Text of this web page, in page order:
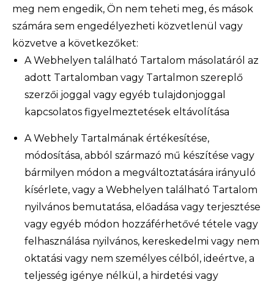
meg nem engedik, Ön nem teheti meg, és mások
számára sem engedélyezheti közvetlenül vagy
közvetve a következőket:
A Webhelyen található Tartalom másolatáról az
adott Tartalomban vagy Tartalmon szereplő
szerzői joggal vagy egyéb tulajdonjoggal
kapcsolatos figyelmeztetések eltávolítása
A Webhely Tartalmának értékesítése,
módosítása, abból származó mű készítése vagy
bármilyen módon a megváltoztatására irányuló
kísérlete, vagy a Webhelyen található Tartalom
nyilvános bemutatása, előadása vagy terjesztése
vagy egyéb módon hozzáférhetővé tétele vagy
felhasználása nyilvános, kereskedelmi vagy nem
oktatási vagy nem személyes célból, ideértve, a
teljesség igénye nélkül, a hirdetési vagy